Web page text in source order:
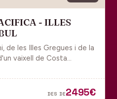
- ILLES
de les Illes Gregues i de la
vaixell de Costa
DES DE2495€